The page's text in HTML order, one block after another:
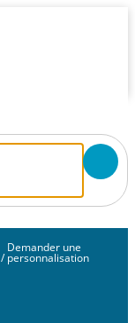
/
Demander une
personnalisation